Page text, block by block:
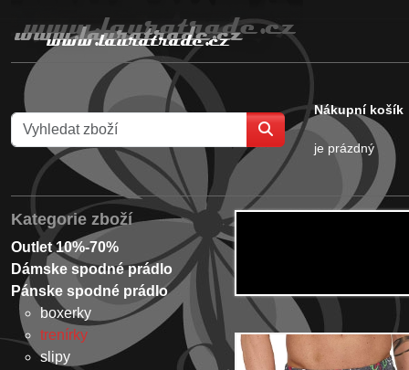
Nákupní košík
je prázdný
Kategorie zboží
Outlet 10%-70%
Dámske spodné prádlo
Pánske spodné prádlo
boxerky
trenírky
slipy